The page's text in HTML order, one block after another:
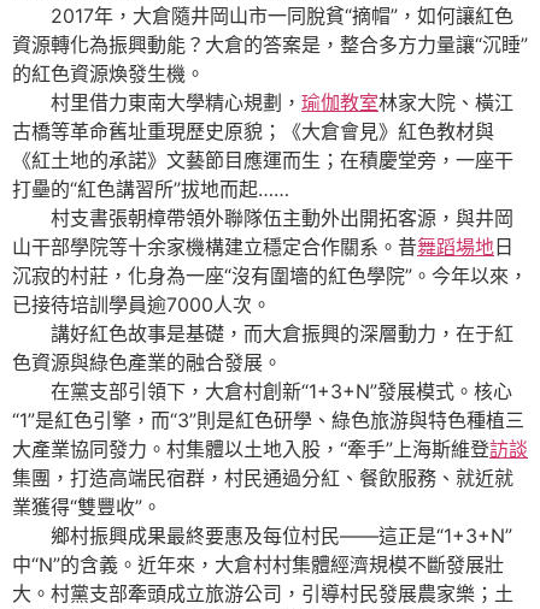
2017年，大倉隨井岡山市一同脫貧“摘帽”，如何讓紅色
資源轉化為振興動能？大倉的答案是，整合多方力量讓“沉睡”
的紅色資源煥發生機。
村里借力東南大學精心規劃， 瑜伽教室林家大院、橫江
古橋等革命舊址重現歷史原貌；《大倉會見》紅色教材與
《紅土地的承諾》文藝節目應運而生；在積慶堂旁，一座干
打壘的“紅色講習所”拔地而起……
村支書張朝樟帶領外聯隊伍主動外出開拓客源，與井岡
山干部學院等十余家機構建立穩定合作關系。昔舞蹈場地 日
沉寂的村莊，化身為一座“沒有圍墻的紅色學院”。今年以來，
已接待培訓學員逾7000人次。
講好紅色故事是基礎，而大倉振興的深層動力，在于紅
色資源與綠色產業的融合發展。
在黨支部引領下，大倉村創新“1+3+N”發展模式。核心
“1”是紅色引擎，而“3”則是紅色研學、綠色旅游與特色種植三
大產業協同發力。村集體以土地入股，“牽手”上海斯維登訪談
集團，打造高端民宿群，村民通過分紅、餐飲服務、就近就
業獲得“雙豐收”。
鄉村振興成果最終要惠及每位村民——這正是“1+3+N”
中“N”的含義。近年來，大倉村村集體經濟規模不斷發展壯
大。村黨支部牽頭成立旅游公司，引導村民發展農家樂；土